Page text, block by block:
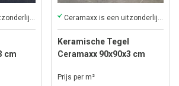
cm
Keramische Tegel
Ceramaxx 90x90x3 cm
Prijs per m²